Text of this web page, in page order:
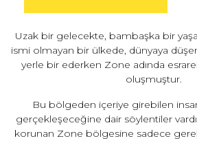
Uzak bir gelecekte, bambaşka bir
ismi olmayan bir ülkede, dünyaya
yerle bir ederken Zone adında
oluşmuştur.
Bu bölgeden içeriye girebilen
gerçekleşeceğine dair söylentiler
korunan Zone bölgesine sadece